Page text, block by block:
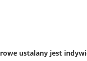
ustalany jest